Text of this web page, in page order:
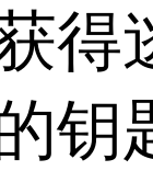
得
钥